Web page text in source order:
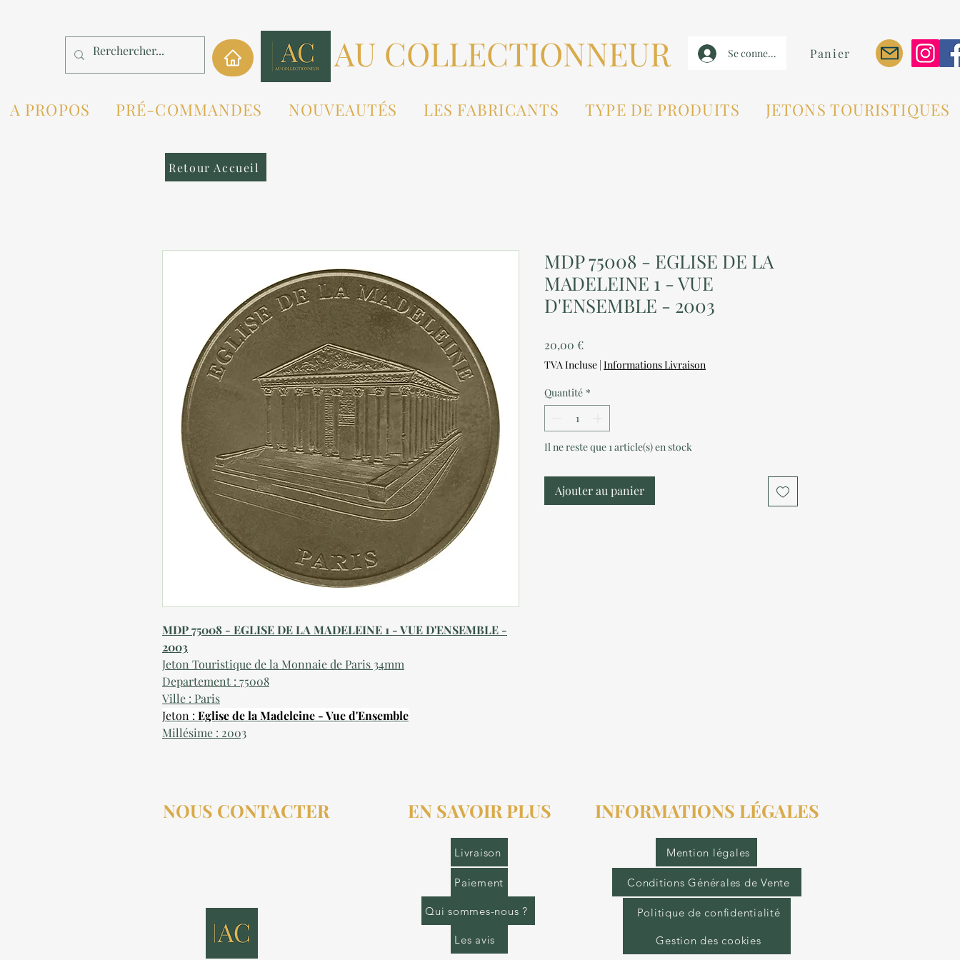
AU COLLECTIONNEUR Se connecter Panier
A PROPOS PRÉ-COMMANDES NOUVEAUTÉS LES FABRICANTS TYPE DE PRODUITS JETONS TOURISTIQUES
MDP 75008 - EGLISE DE LA MADELEINE 1 - VUE D'ENSEMBLE -
2003
Jeton Touristique de la Monnaie de Paris 34mm
Departement : 75008
Ville : Paris
Jeton : Eglise de la Madeleine - Vue d'Ensemble
Millésime : 2003
MDP 75008 - EGLISE DE LA
MADELEINE 1 - VUE
D'ENSEMBLE - 2003
20,00 €Prix
TVA Incluse | Informations Livraison
Quantité *
Il ne reste que 1 article(s) en stock
Ajouter au panier
Retour Accueil
NOUS CONTACTER EN SAVOIR PLUS
Livraison
Paiement
Qui sommes-nous ?
Les avis
INFORMATIONS LÉGALES
Mention légales
Conditions Générales de Vente
Politique de confidentialité
Gestion des cookies